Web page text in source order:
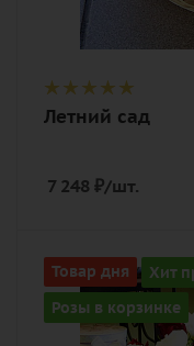
Летний сад
7 248 ₽/шт.
Товар дня Хит
Розы в корзинке
Количество
51